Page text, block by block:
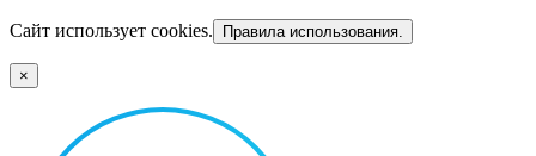
Сайт использует cookies. Правила использования.
×